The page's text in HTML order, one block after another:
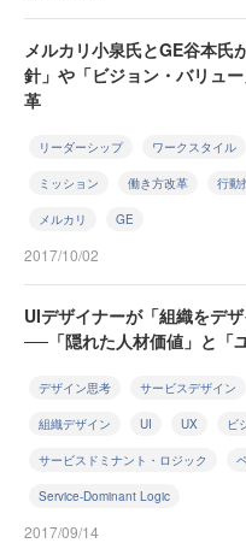
メルカリ小泉氏とGE谷本氏
針」や「ビジョン・バリュ
革
リーダーシップ ワークスタイル
ミッション 働き方改革 行動
メルカリ GE
2017/10/02
UIデザイナーが「組織をデ
──「隠れた人材価値」と「
デザイン思考 サービスデザイン
組織デザイン UI UX ビ
サービスドミナント・ロジック
Service-Dominant Logic
2017/09/14